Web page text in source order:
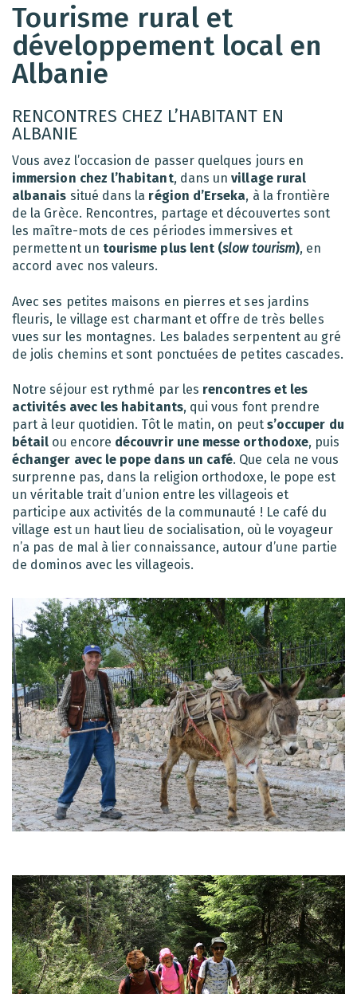
Tourisme rural et
développement local en
Albanie
RENCONTRES CHEZ L’HABITANT EN
ALBANIE
Vous avez l’occasion de passer quelques jours en
immersion chez l’habitant, dans unvillage rural
albanais situé dans la région d’Erseka, à la frontière
de la Grèce. Rencontres, partage et découvertes sont
les maître-mots de ces périodes immersives et
permettent un tourisme plus lent (slow tourism), en
accord avec nos valeurs.
Avec ses petites maisons en pierres et ses jardins
fleuris, le village est charmant et offre de très belles
vues sur les montagnes. Les balades serpentent au gré
de jolis chemins et sont ponctuées de petites cascades.
Notre séjour est rythmé par les rencontres et les
activités avec les habitants, qui vous font prendre
part à leur quotidien. Tôt le matin, on peut s’occuper du
bétail ou encore découvrir une messe orthodoxe, puis
échanger avec le pope dans un café. Que cela ne vous
surprenne pas, dans la religion orthodoxe, le pope est
un véritable trait d’union entre les villageois et
participe aux activités de la communauté ! Le café du
village est un haut lieu de socialisation, où le voyageur
n’a pas de mal à lier connaissance, autour d’une partie
de dominos avec les villageois.